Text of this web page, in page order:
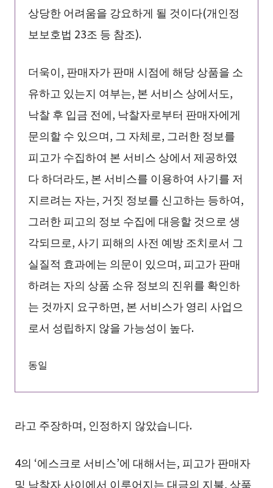
상당한 어려움을 강요하게 될 것이다(개인정
보보호법 23조 등 참조).
더욱이, 판매자가 판매 시점에 해당 상품을 소
유하고 있는지 여부는, 본 서비스 상에서도,
낙찰 후 입금 전에, 낙찰자로부터 판매자에게
문의할 수 있으며, 그 자체로, 그러한 정보를
피고가 수집하여 본 서비스 상에서 제공하였
다 하더라도, 본 서비스를 이용하여 사기를 저
지르려는 자는, 거짓 정보를 신고하는 등하여,
그러한 피고의 정보 수집에 대응할 것으로 생
각되므로, 사기 피해의 사전 예방 조치로서 그
실질적 효과에는 의문이 있으며, 피고가 판매
하려는 자의 상품 소유 정보의 진위를 확인하
는 것까지 요구하면, 본 서비스가 영리 사업으
로서 성립하지 않을 가능성이 높다.
동일
라고 주장하며, 인정하지 않았습니다.
4의 ‘에스크로 서비스’에 대해서는, 피고가 판매자
및 낙찰자 사이에서 이루어지는 대금의 지불, 상품